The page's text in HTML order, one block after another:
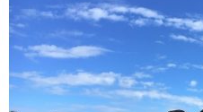
術
館
全